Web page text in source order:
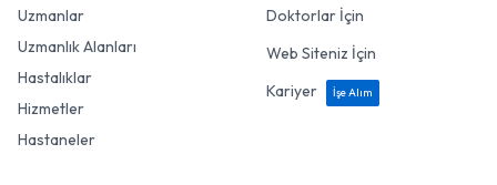
Uzmanlar
Uzmanlık Alanları
Hastalıklar
Hizmetler
Hastaneler
Doktorlar İçin
Web Siteniz İçin
Kariyer
İşe Alım